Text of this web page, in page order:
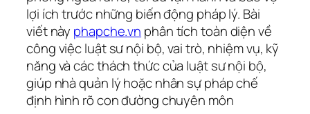
lợi ích trước những biến động pháp lý. Bài
viết này phapche.vn phân tích toàn diện về
công việc luật sư nội bộ, vai trò, nhiệm vụ, kỹ
năng và các thách thức của luật sư nội bộ,
giúp nhà quản lý hoặc nhân sự pháp chế
định hình rõ con đường chuyên môn